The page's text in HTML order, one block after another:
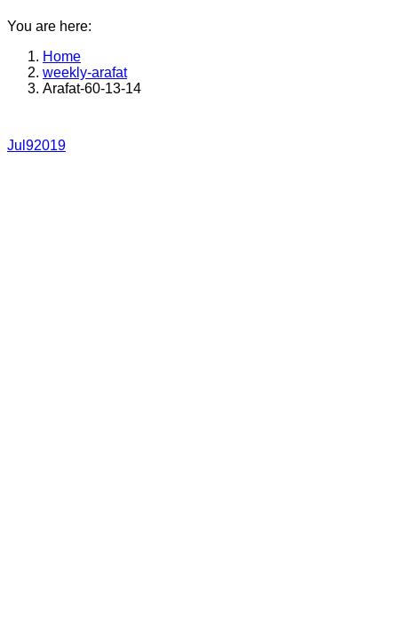
You are here:
Home
weekly-arafat
Arafat-60-13-14
Jul 92019